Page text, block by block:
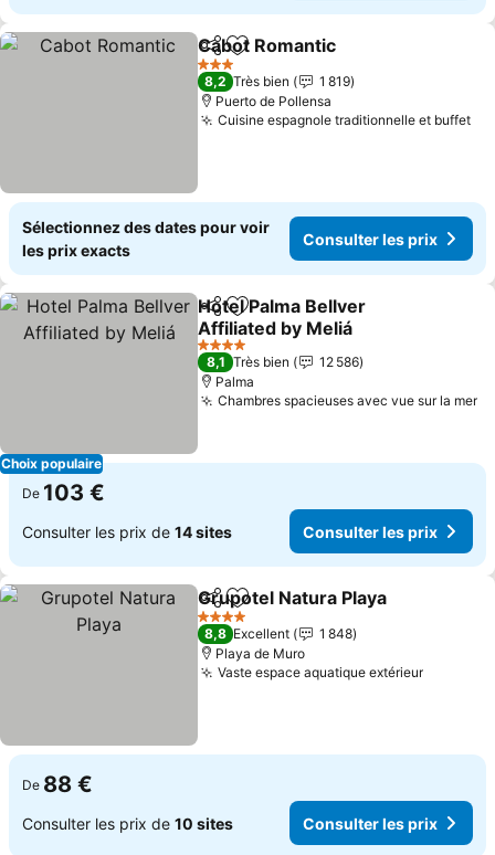
PartagerAjouter à mes favoris
Cabot Romantic
3 Étoiles
8,2 Très bien
1 819
Puerto de Pollensa
Cuisine espagnole traditionnelle et buffet
Sélectionnez des dates pour voir
les prix exacts
Consulter les prix
Choix populaire
PartagerAjouter à mes favoris
Hotel Palma Bellver
Affiliated by Meliá
4 Étoiles
8,1 Très bien
12 586
Palma
Chambres spacieuses avec vue sur la mer
De 103 €
Consulter les prix de 14 sites Consulter les prix
PartagerAjouter à mes favoris
Grupotel Natura Playa
4 Étoiles
8,8 Excellent
1 848
Playa de Muro
Vaste espace aquatique extérieur
De 88 €
Consulter les prix de 10 sites Consulter les prix